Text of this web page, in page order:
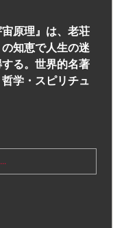
宙原理』は、老荘
知恵で人生の迷
る。世界的名著
学・スピリチュ